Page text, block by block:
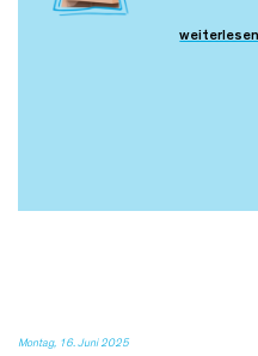
weiterlesen
Montag, 16. Juni 2025